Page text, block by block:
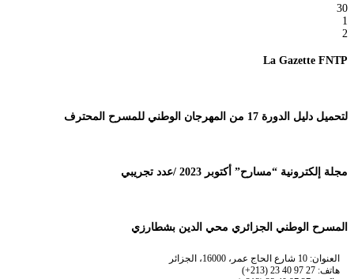
30
1
2
La Gazette FNTP
لتحميل دليل الدورة 17 من المهرجان الوطني للمسرح المحترف
مجلة إلكترونية “مسارح” أكتوبر 2023 /عدد تجريبي
المسرح الوطني الجزائري محي الدين بشطارزي
العنوان: 10 شارع الحاج عمر، 16000، الجزائر
هاتف: 27 97 40 23 (213+)